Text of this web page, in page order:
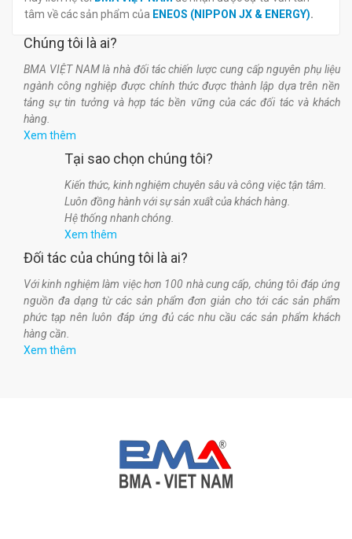
tâm về các sản phẩm của ENEOS (NIPPON JX & ENERGY).
Chúng tôi là ai?
BMA VIỆT NAM là nhà đối tác chiến lược cung cấp nguyên phụ liệu
ngành công nghiệp được chính thức được thành lập dựa trên nền
tảng sự tin tưởng và hợp tác bền vững của các đối tác và khách
hàng.
Xem thêm
Tại sao chọn chúng tôi?
Kiến thức, kinh nghiệm chuyên sâu và công việc tận tâm.
Luôn đồng hành với sự sản xuất của khách hàng.
Hệ thống nhanh chóng.
Xem thêm
Đối tác của chúng tôi là ai?
Với kinh nghiệm làm việc hơn 100 nhà cung cấp, chúng tôi đáp ứng
nguồn đa dạng từ các sản phẩm đơn giản cho tới các sản phẩm
phức tạp nên luôn đáp ứng đủ các nhu cầu các sản phẩm khách
hàng cần.
Xem thêm